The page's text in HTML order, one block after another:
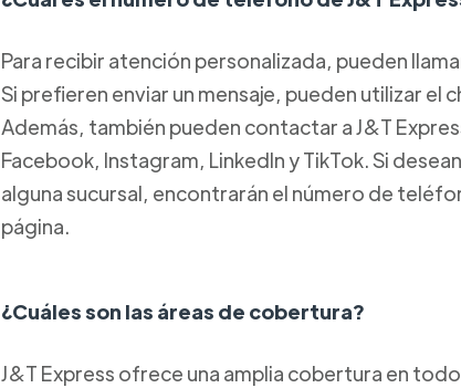
Para recibir atención personalizada, pueden
Si prefieren enviar un mensaje, pueden utilizar el
Además, también pueden contactar a J&T
Facebook, Instagram, LinkedIn y TikTok. Si
alguna sucursal, encontrarán el número de
página.
¿Cuáles son las áreas de cobertura?
J&T Express ofrece una amplia cobertura en